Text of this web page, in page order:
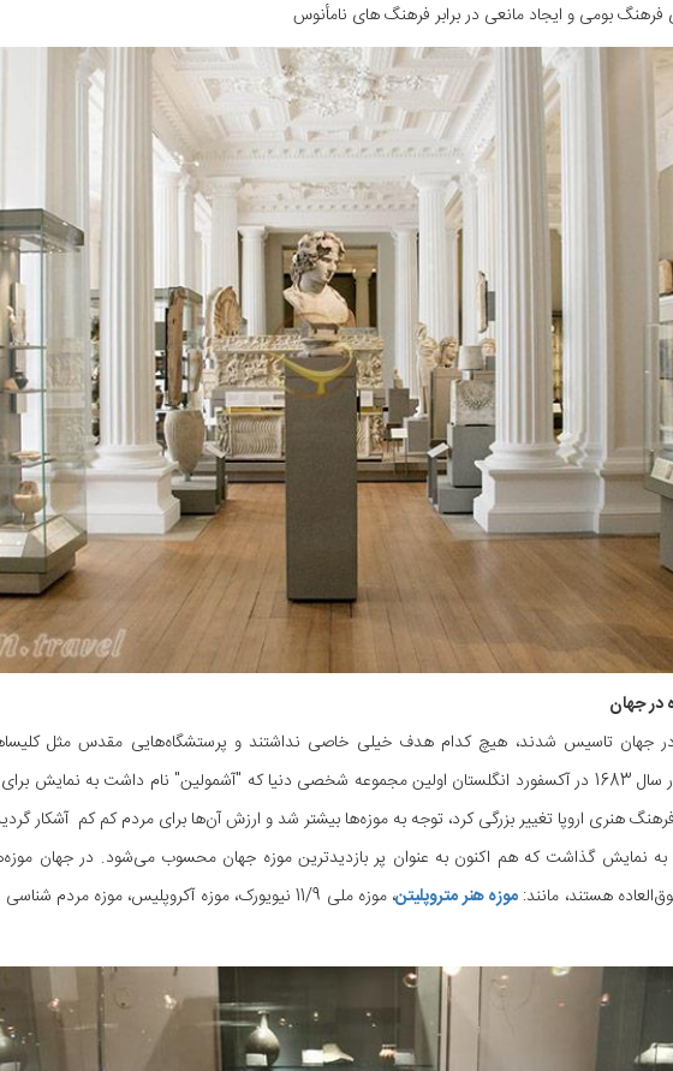
بومی و ایجاد مانعی در برابر فرهنگ های نامأنوس
در جهان
جهان تاسیس شدند، هیچ کدام هدف خیلی خاصی نداشتند و پرستشگاه‌هایی مقدس مثل کلیساها،
محسوب می‌شدند. در سال 1683 در آکسفورد انگلستان اولین مجموعه شخصی دنیا که "آشمولین" نام داشت به
هنری اروپا تغییر بزرگی کرد، توجه به موزه‌ها بیشتر شد و ارزش آن‌ها برای مردم کم کم آشکار
به نمایش گذاشت که هم اکنون به عنوان پر بازدیدترین موزه جهان محسوب می‌شود. در جهان
هستند، مانند: موزه هنر متروپلیتن
، موزه ملی 11/9 نیویورک، موزه آکروپلیس، موزه